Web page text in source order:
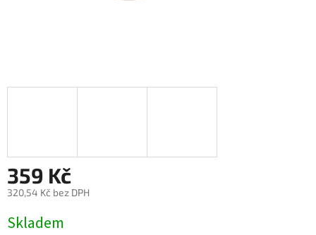
359 Kč
320,54 Kč bez DPH
cena:
Skladem